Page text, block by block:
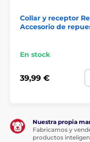
Collar y receptor
Accesorio de
En stock
39,99 €
Nuestra propia
Fabricamos y
productos